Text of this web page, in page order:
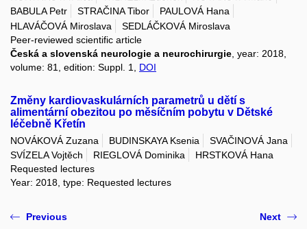
BABULA Petr
STRAČINA Tibor
PAULOVÁ Hana
HLAVÁČOVÁ Miroslava
SEDLÁČKOVÁ Miroslava
Peer-reviewed scientific article
Česká a slovenská neurologie a neurochirurgie , year: 2018,
volume: 81, edition: Suppl. 1, DOI
Změny kardiovaskulárních parametrů u dětí s
alimentární obezitou po měsíčním pobytu v Dětské
léčebně Křetín
NOVÁKOVÁ Zuzana BUDINSKAYA Ksenia
SVAČINOVÁ Jana
SVÍZELA Vojtěch
RIEGLOVÁ Dominika
HRSTKOVÁ Hana
Requested lectures
Year: 2018, type: Requested lectures
Previous Next